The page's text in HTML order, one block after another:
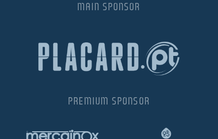
MAIN SPONSOR
PREMIUM SPONSOR